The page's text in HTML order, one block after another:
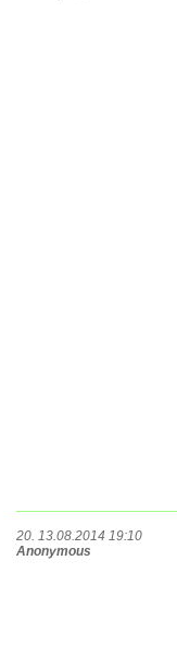
20. 13.08.2014 19:10
Anonymous